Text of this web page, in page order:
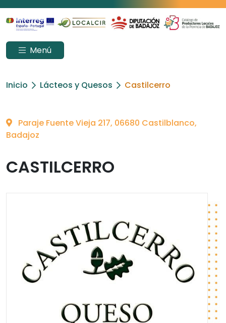
Menú
Inicio Lácteos y Quesos Castilcerro
Paraje Fuente Vieja 217, 06680 Castilblanco,
Badajoz
CASTILCERRO